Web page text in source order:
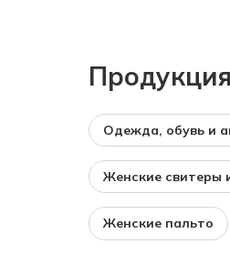
Продукция
Одежда, обувь и
Женские свитеры
Женские пальто